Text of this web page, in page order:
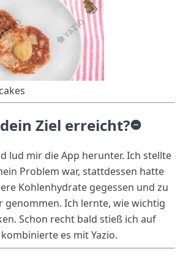
Ziel erreicht?
lud mir die App herunter. Ich stellte
Problem war, stattdessen hatte
Kohlenhydrate gegessen und zu
genommen. Ich lernte, wie wichtig
Schon recht bald stieß ich auf
es mit Yazio.